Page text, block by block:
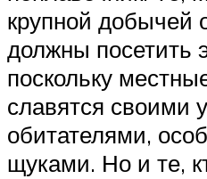
крупной добычей
должны посетить
поскольку
славятся своими
обитателями,
щуками. Но и те,